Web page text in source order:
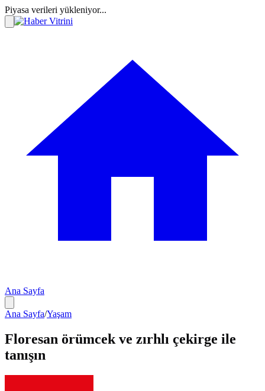
Piyasa verileri yükleniyor...
Ana Sayfa
Ana Sayfa/Yaşam
Floresan örümcek ve zırhlı çekirge ile
tanışın